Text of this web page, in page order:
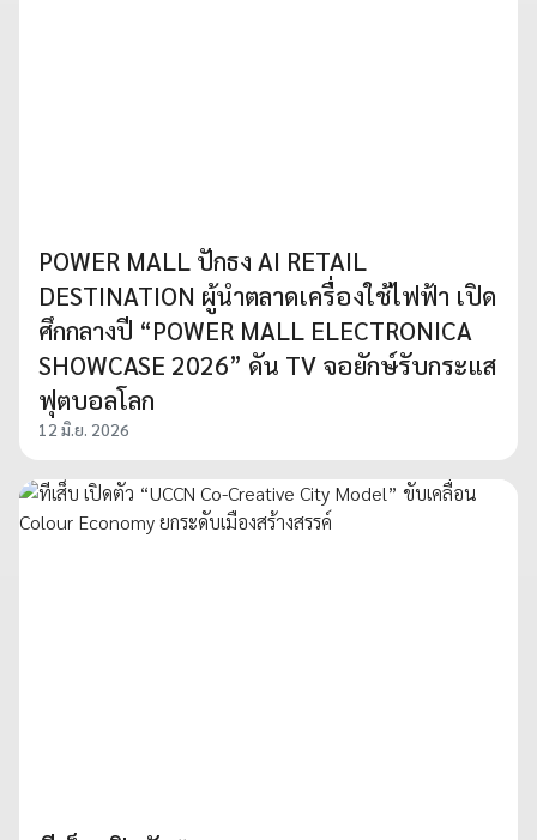
POWER MALL ปักธง AI RETAIL
DESTINATION ผู้นำตลาดเครื่องใช้ไฟฟ้า เปิด
ศึกกลางปี “POWER MALL ELECTRONICA
SHOWCASE 2026” ดัน TV จอยักษ์รับกระแส
ฟุตบอลโลก
12 มิ.ย. 2026